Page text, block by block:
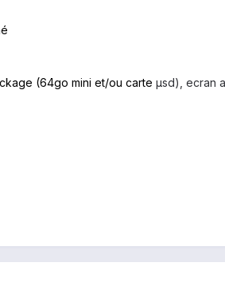
(64go mini et/ou carte μsd), ecran